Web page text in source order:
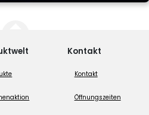
Kontakt
Kontakt
Öffnungszeiten